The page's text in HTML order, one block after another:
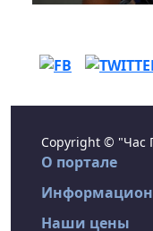
Copyright © "Час
О портале
Наши цены